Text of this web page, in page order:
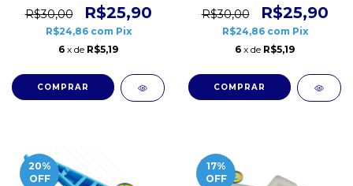
Dianteiro Esquerdo
R$30,00 R$25,90
R$24,86 com Pix
6 x de R$5,19
Dianteiro Direito
R$30,00 R$25,90
R$24,86 com Pix
6 x de R$5,19
20%
OFF
17%
OFF